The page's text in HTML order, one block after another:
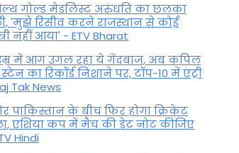
गोल्ड मे​डलिस्ट अरुंधति का छलका
'मुझे रिसीव करने राजस्थान से कोई
नहीं आया' - ETV Bharat
में आग उगल रहा ये गेंदबाज, अब कपिल
का रिकॉर्ड निशाने पर, टॉप-10 में एंट्री
Tak News
पाकिस्तान के बीच फिर होगा क्रिकेट
एशिया कप में मैच की डेट नोट कीजिए
Hindi